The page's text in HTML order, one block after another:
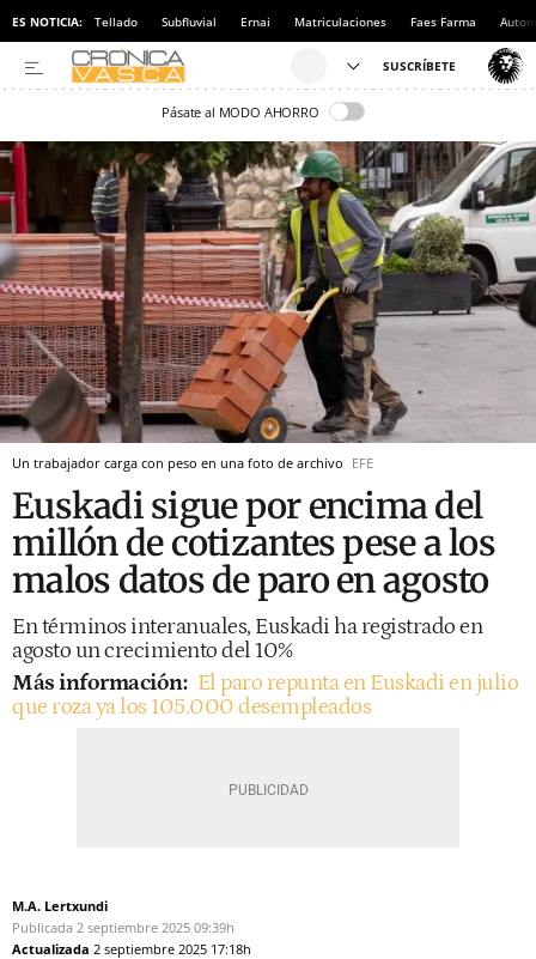
ES NOTICIA: Tellado Subfluvial Ernai Matriculaciones Faes Farma
Pásate al MODO AHORRO
Un trabajador carga con peso en una foto de archivo EFE
Euskadi sigue por encima del
millón de cotizantes pese a los
malos datos de paro en agosto
En términos interanuales, Euskadi ha registrado en
agosto un crecimiento del 10%
Más información: El paro repunta en Euskadi en julio
que roza ya los 105.000 desempleados
M.A. Lertxundi
Publicada 2 septiembre 2025 09:39h
Actualizada 2 septiembre 2025 17:18h